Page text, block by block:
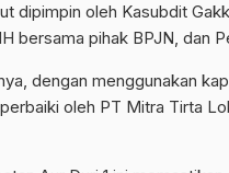
dipimpin oleh Kasubdit
bersama pihak BPJN, dan
dengan menggunakan
oleh PT Mitra Tirta